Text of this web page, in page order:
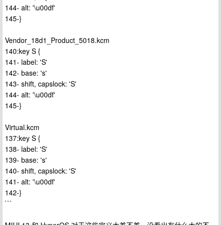
144- alt: '\u00df'
145-}
Vendor_18d1_Product_5018.kcm
140:key S {
141- label: 'S'
142- base: 's'
143- shift, capslock: 'S'
144- alt: '\u00df'
145-}
Virtual.kcm
137:key S {
138- label: 'S'
139- base: 's'
140- shift, capslock: 'S'
141- alt: '\u00df'
142-}
```